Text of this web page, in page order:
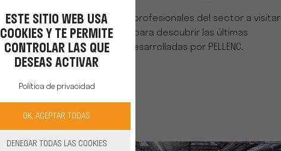
Invitamos a los profesionales del sector a visitar
nuestro stand, para descubrir las últimas
innovaciones desarrolladas por PELLENC.
ESTE SITIO WEB USA
COOKIES Y TE PERMITE
CONTROLAR LAS QUE
DESEAS ACTIVAR
Política de privacidad
OK, ACEPTAR TODAS
DENEGAR TODAS LAS COOKIES